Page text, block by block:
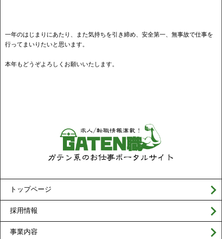
一年のはじまりにあたり、また気持ちを引き締め、安全第一、無事故で仕事を
行ってまいりたいと思います。
本年もどうぞよろしくお願いいたします。
トップページ
採用情報
事業内容